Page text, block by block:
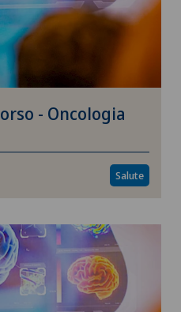
- Oncologia
Salute